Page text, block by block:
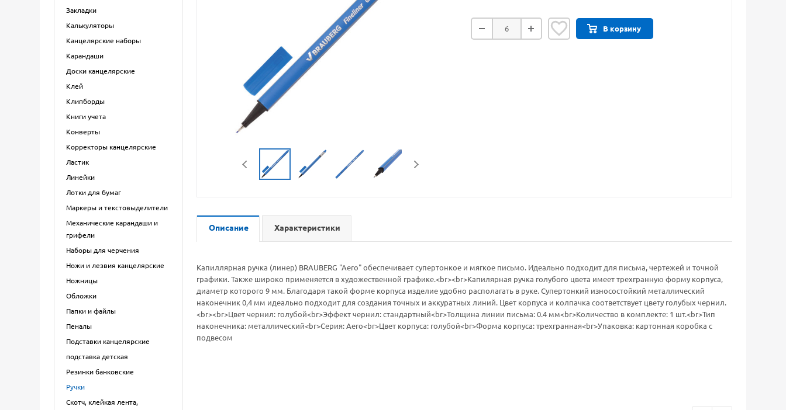
Закладки
Калькуляторы
Канцелярские наборы
Карандаши
Доски канцелярские
Клей
Клипборды
Книги учета
Конверты
Корректоры канцелярские
Ластик
Линейки
Лотки для бумаг
Маркеры и текстовыделители
Механические карандаши и
грифели
Наборы для черчения
Ножи и лезвия канцелярские
Ножницы
Обложки
Папки и файлы
Пеналы
Подставки канцелярские
подставка детская
Резинки банковские
Ручки
Скотч, клейкая лента,
В корзину
Описание Характеристики
Капиллярная ручка (линер) BRAUBERG "Aero" обеспечивает супертонкое и мягкое письмо. Идеально подходит для письма, чертежей и точной
графики. Также широко применяется в художественной графике.<br><br>Капилярная ручка голубого цвета имеет трехгранную форму корпуса,
диаметр которого 9 мм. Благодаря такой форме корпуса изделие удобно располагать в руке. Супертонкий износостойкий металлический
наконечник 0,4 мм идеально подходит для создания точных и аккуратных линий. Цвет корпуса и колпачка соответствует цвету голубых чернил.
<br><br>Цвет чернил: голубой<br>Эффект чернил: стандартный<br>Толщина линии письма: 0.4 мм<br>Количество в комплекте: 1 шт.<br>Тип
наконечника: металлический<br>Серия: Aero<br>Цвет корпуса: голубой<br>Форма корпуса: трехгранная<br>Упаковка: картонная коробка с
подвесом